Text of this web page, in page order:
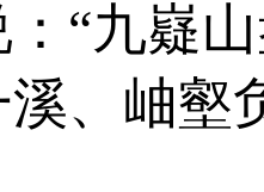
“九嶷
、岫壑